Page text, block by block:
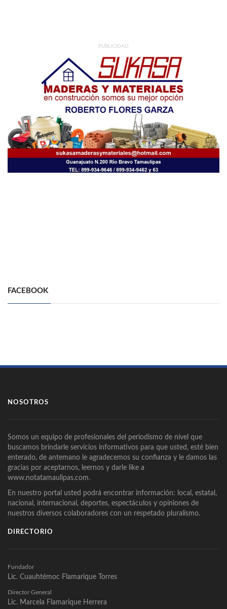
PUBLICIDAD
FACEBOOK
NOSOTROS
Somos un equipo de profesionales del periodismo de nivel que
buscamos brindarle servicios informativos para que usted, esté bien
enterado, de antemano le agradecemos su confianza y le damos las
gracias por aceptarnos, leernos y darle like a
www.notatamaulipas.com.
En nuestro portal usted podrá encontrar información: local, estatal,
nacional, internacional, deportes, espectáculos y opiniones de
nuestros diversos colaboradores con un respetado pluralismo.
DIRECTORIO
Fundador
Lic. Cuauhtémoc Flamarique Torres
Director General
Lic. Marcela Flamarique Herrera